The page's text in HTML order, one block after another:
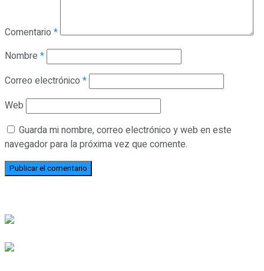
Comentario *
Nombre *
Correo electrónico *
Web
Guarda mi nombre, correo electrónico y web en este
navegador para la próxima vez que comente.